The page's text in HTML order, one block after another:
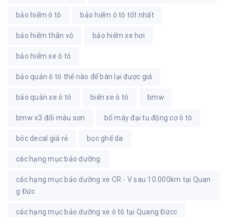
bảo hiểm ô tô bảo hiểm ô tô tốt nhất
bảo hiểm thân vỏ bảo hiểm xe hơi
bảo hiểm xe ô tô
bảo quản ô tô thế nào để bán lại được giá
bảo quản xe ô tô biển xe ô tô bmw
bmw x3 đổi màu sơn bổ máy đại tu động cơ ô tô
bóc decal giá rẻ bọc ghế da
các hạng mục bảo dưỡng
các hạng mục bảo dưỡng xe CR - V sau 10.000km tại Quan
g Đức
các hạng mục bảo dưỡng xe ô tô tại Quang Đứcc